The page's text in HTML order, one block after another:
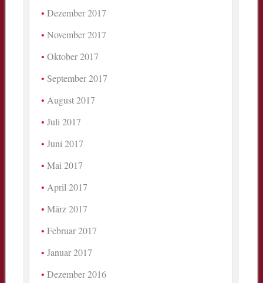
Dezember 2017
November 2017
Oktober 2017
September 2017
August 2017
Juli 2017
Juni 2017
Mai 2017
April 2017
März 2017
Februar 2017
Januar 2017
Dezember 2016